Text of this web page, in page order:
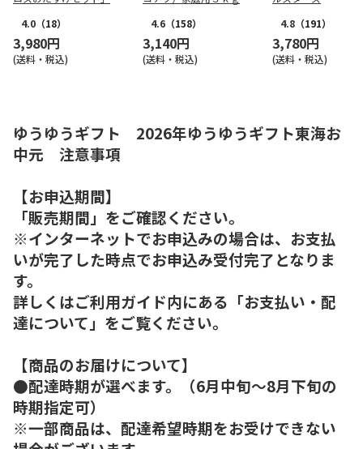
4.0 （18）
3,980円
(送料・税込)
4.6 （158）
3,140円
(送料・税込)
4.8 （191）
3,780円
(送料・税込)
ゆうゆうギフト 2026年ゆうゆうギフト東海お
中元 注意事項
【お申込期間】
「販売期間」をご確認ください。
※インターネットでお申込みの場合は、お支払
いが完了した時点でお申込み受付完了となりま
す。
詳しくはご利用ガイド内にある「お支払い・配
達について」をご覧ください。
【商品のお届けについて】
●配達時期が選べます。（6月中旬～8月下旬の
時期指定可）
※一部商品は、配達希望時期をお受けできない